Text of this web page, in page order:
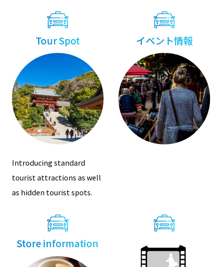
Tour Spot
Introducing standard
tourist attractions as well
as hidden tourist spots.
イベント情報
Store information